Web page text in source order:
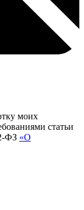
моих
статьи
ФЗ «О